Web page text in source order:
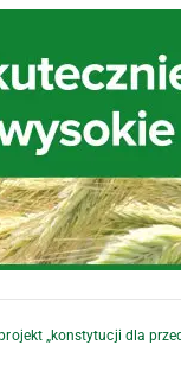
„konstytucji dla